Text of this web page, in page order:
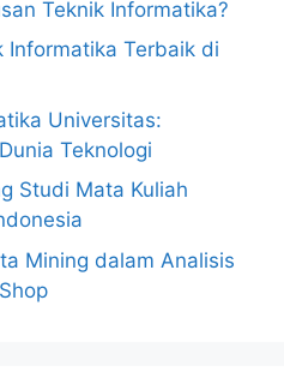
Teknik Informatika?
Informatika Terbaik di
Universitas:
Teknologi
Studi Mata Kuliah
Mining dalam Analisis